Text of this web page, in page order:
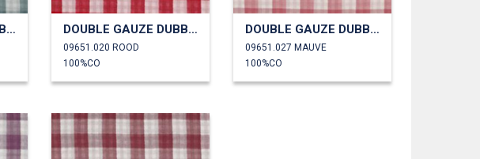
DOUBLE GAUZE DUBBELZIJDIGE RUITEN DOUBLE GAUZE DUBBELZIJDIGE RUITEN
09651.020 ROOD
100%CO
DOUBLE GAUZE DUBBELZIJDIGE RUITEN
09651.027 MAUVE
100%CO